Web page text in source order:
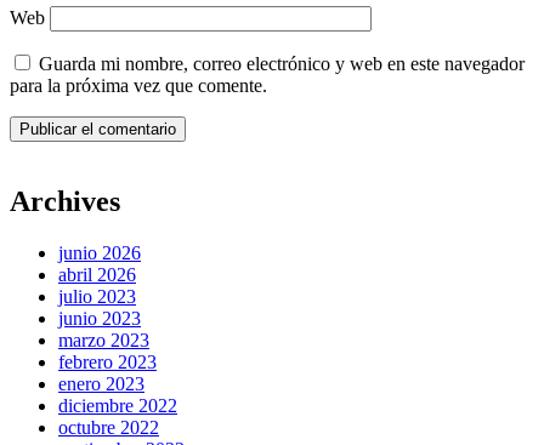
Web
Guarda mi nombre, correo electrónico y web en este navegador
para la próxima vez que comente.
Archives
junio 2026
abril 2026
julio 2023
junio 2023
marzo 2023
febrero 2023
enero 2023
diciembre 2022
octubre 2022